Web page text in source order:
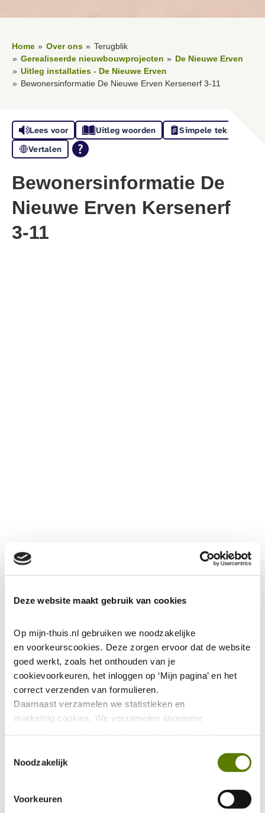
Deze website maakt gebruik van cookies
Op mijn-thuis.nl gebruiken we noodzakelijke
en voorkeurscookies. Deze zorgen ervoor dat de website
goed werkt, zoals het onthouden van je
cookievoorkeuren, het inloggen op ‘Mijn pagina’ en het
correct verzenden van formulieren.
Daarnaast verzamelen we statistieken en
marketing cookies. We verzamelen anonieme
Deze gegevens zijn niet te herleiden tot jou als persoon
en worden niet gedeeld met eventuele advertentie- of
cookies worden gebruikt via onze Youtube video's. Deze
Noodzakelijk
Voorkeuren
Home Over ons
Terugblik
Gerealiseerde nieuwbouwprojecten
De Nieuwe Erven
Uitleg installaties - De Nieuwe Erven
Bewonersinformatie De Nieuwe Erven Kersenerf 3-11
Lees voor Uitleg woorden
Simpele tekst
Vertalen
Bewonersinformatie De
Nieuwe Erven Kersenerf
3-11